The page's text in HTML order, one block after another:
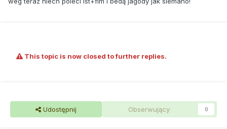
This topic is now closed to further replies.
Udostępnij Obserwujący 0